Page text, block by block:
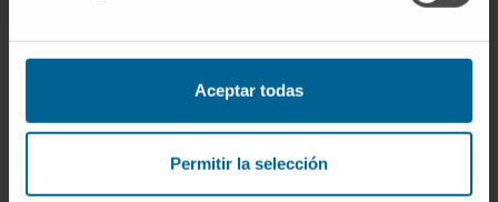
Aceptar todas
Permitir la selección
Darse de alta en nuestro boletín